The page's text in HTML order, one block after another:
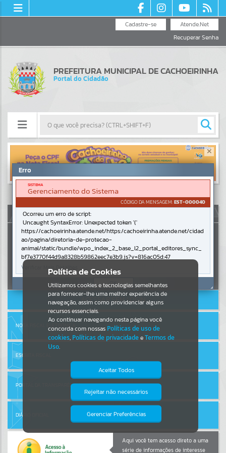
Atende.Net
Cadastre-se
Recuperar Senha
PREFEITURA MUNICIPAL DE CACHOEIRINHA
Portal do Cidadão
Resultados para""
Portais
Por favor, aguarde...
NOTÍCIAS
Por favor, aguarde...
Por favor, aguarde...
SERVIÇOS
Por favor, aguarde...
PÁGINAS
AUTOATENDIMENTO
ACESSAR SEM LOGIN
NOTA FISCAL ELETRÔNICA
ESCRITA FISCAL
PORTAL DA TRANSPARÊNCIA
DIÁRIO OFICIAL
Aqui você tem acesso direto a uma
série de informações de interesse
Política de Cookies
Utilizamos cookies e tecnologias semelhantes
para fornecer-lhe uma melhor experiência de
navegação, assim como providenciar alguns
recursos essenciais.
Ao continuar navegando nesta página você
concorda com nossas Políticas de uso de
cookies, Políticas de privacidadeeTermos de
Uso.
Aceitar Todos
Rejeitar não necessários
Gerenciar Preferências
Isto significa que diversos recursos
providenciados poderão não estar
Erro
SISTEMA
Gerenciamento do Sistema
CÓDIGO DA MENSAGEM:EST-000040
Ocorreu um erro de script:
Uncaught SyntaxError: Unexpected token '('
https://cachoeirinha.atende.net/https:/cachoeirinha.atende.net/cidad
ao/pagina/diretoria-de-protecao-
animal/static/bundle/wpo_index_2_base_l2_portal_editores_sync_
bf7e3770f44d9a8328b59862eec7e3b9.js?v=816ac05d:47
Verificar Mais Detalhes
OK